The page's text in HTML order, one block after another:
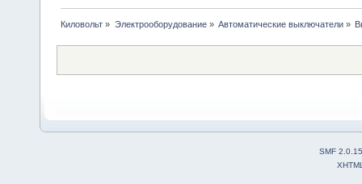
Киловольт » Электрооборудование» Автоматические выключатели»
SMF 2.0.15